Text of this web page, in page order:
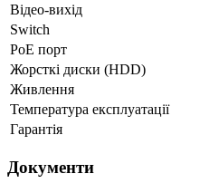
Відео-вихід
Switch
PoE порт
Жорсткі диски (HDD)
Живлення
Температура експлуатації
Гарантія
Документи